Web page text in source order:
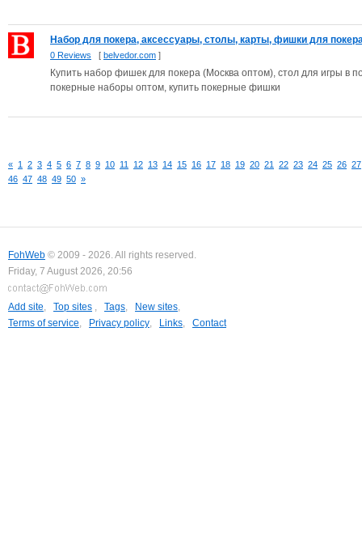
Набор для покера, аксессуары, столы, карты, фишки для
0 Reviews [ belvedor.com ]
Купить набор фишек для покера (Москва оптом), стол для игры в
покерные наборы оптом, купить покерные фишки
« 1 2 3 4 5 6 7 8 9 10 11 12 13 14 15 16 17 18 19 20 21 22 23 24 25 26 27
46 47 48 49 50 »
FohWeb © 2009 - 2026. All rights reserved.
Friday, 7 August 2026, 20:56
Add site, Top sites , Tags, New sites,
Terms of service, Privacy policy, Links, Contact